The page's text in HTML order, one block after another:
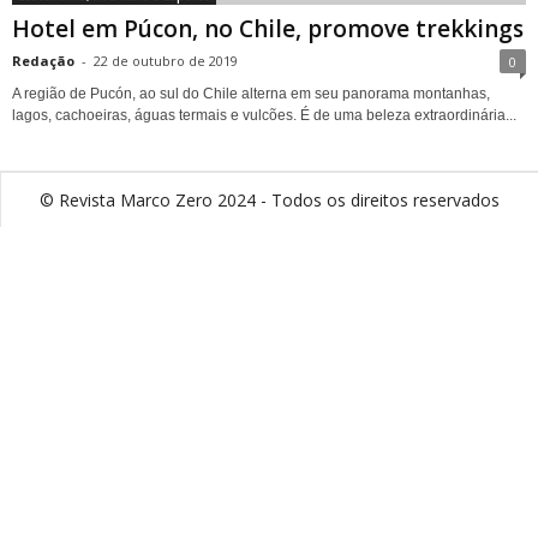
Hotel em Púcon, no Chile, promove trekkings
Redação - 22 de outubro de 2019 0
A região de Pucón, ao sul do Chile alterna em seu panorama montanhas,
lagos, cachoeiras, águas termais e vulcões. É de uma beleza extraordinária...
© Revista Marco Zero 2024 - Todos os direitos reservados